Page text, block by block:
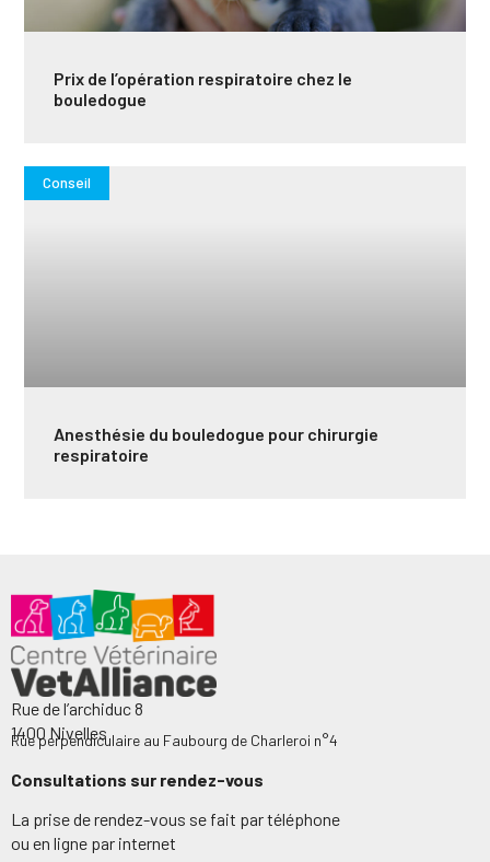
Prix de l’opération respiratoire chez le
bouledogue
Conseil
Anesthésie du bouledogue pour chirurgie
respiratoire
Rue de l’archiduc 8
1400 Nivelles
Rue perpendiculaire au Faubourg de Charleroi n°4
Consultations sur rendez-vous
La prise de rendez-vous se fait par téléphone
ou en ligne par internet